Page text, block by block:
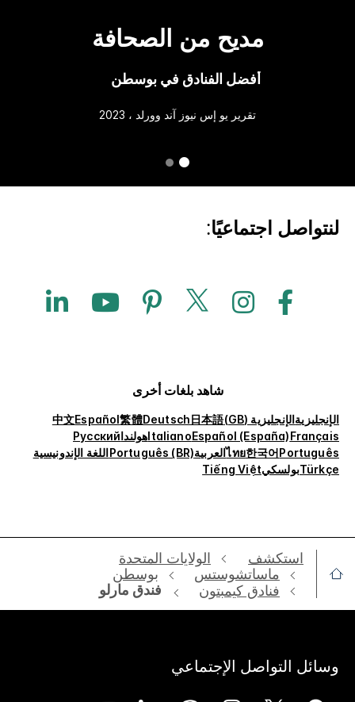
مديح من الصحافة
أفضل الفنادق في بوسطن
تقرير يو إس نيوز آند وورلد ، 2023
لنتواصل اجتماعيًا:
شاهد بلغات أخرى
الإنجليزيةالإنجليزية (GB) 日本語
Deutsch
繁體
Español
中文
Français
Español (España)
ItalianoهولنداРусский
Português
한국어
ไทยالعربيةPortuguês (BR)اللغة الإندونيسية
TürkçeبولسكيTiếng Việt
استكشف
الولايات المتحدة
ماساتشوستس
بوسطن
فنادق كيمبتون
فندق مارلو
وسائل التواصل الإجتماعي